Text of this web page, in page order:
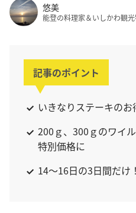
悠美
能登の料理家＆いしかわ観
記事のポイント
いきなりステーキの
200ｇ、300ｇのワイ
特別価格に
14～16日の3日間だけ！